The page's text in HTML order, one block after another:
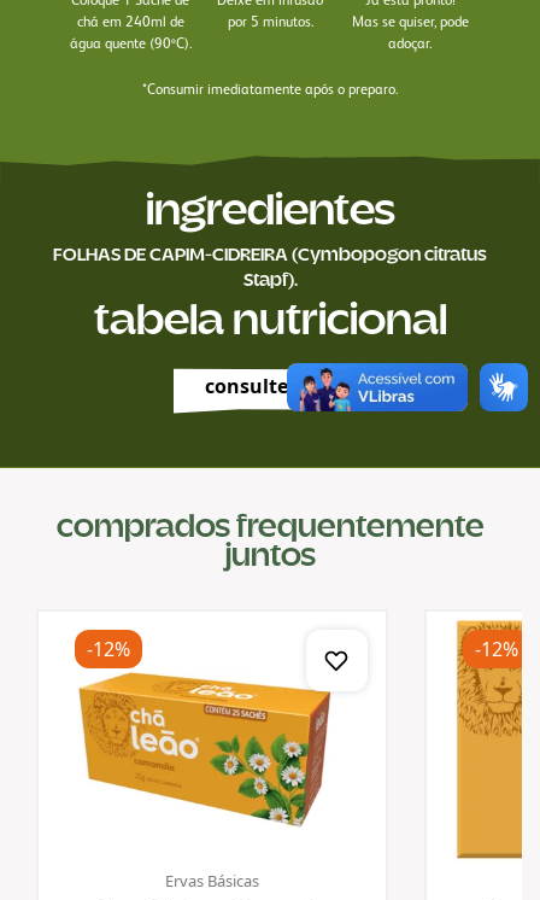
chá em 240ml de
água quente (90ºC).
por 5 minutos.
Mas se quiser, pode
adoçar.
*Consumir imediatamente após o preparo.
ingredientes
FOLHAS DE CAPIM-CIDREIRA (Cymbopogon citratus
Stapf).
tabela nutricional
consulte aqui
comprados frequentemente
juntos
Ervas Básicas
-12% -12%